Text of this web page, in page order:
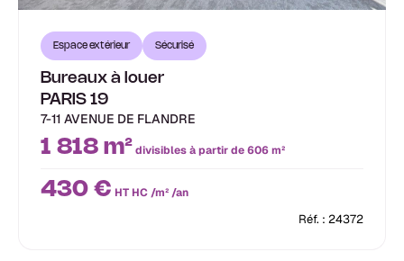
Espace extérieur Sécurisé
Bureaux à louer
PARIS 19
7-11 AVENUE DE FLANDRE
1 818 m²divisibles à partir de 606 m²
430 € HT HC /m² /an
Réf. : 24372